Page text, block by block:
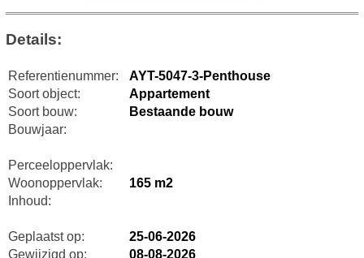
Details:
Referentienummer:
AYT-5047-3-Penthouse
Soort object:
Appartement
Soort bouw:
Bestaande bouw
Bouwjaar:
Perceeloppervlak:
Woonoppervlak:
165 m2
Inhoud:
Geplaatst op:
25-06-2026
Gewijzigd op:
08-08-2026